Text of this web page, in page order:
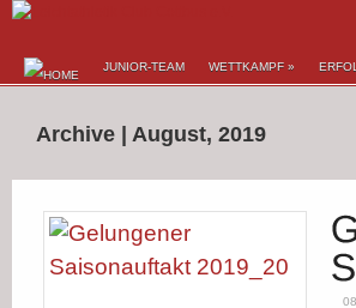
JUNIOR-TEAM WETTKAMPF »
Archive | August, 2019